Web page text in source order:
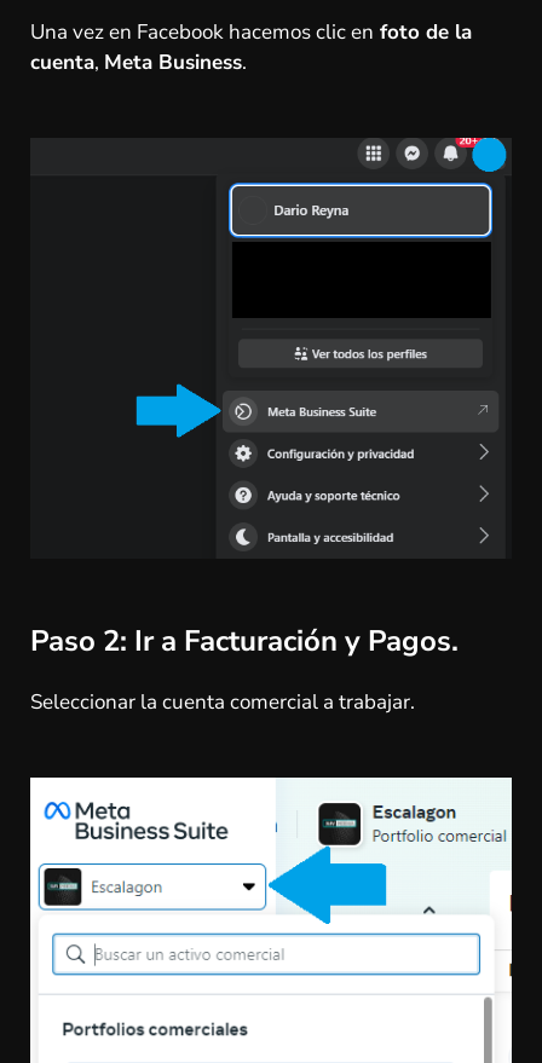
Una vez en Facebook hacemos clic en foto de la
cuenta, Meta Business.
Paso 2: Ir a Facturación y Pagos.
Seleccionar la cuenta comercial a trabajar.